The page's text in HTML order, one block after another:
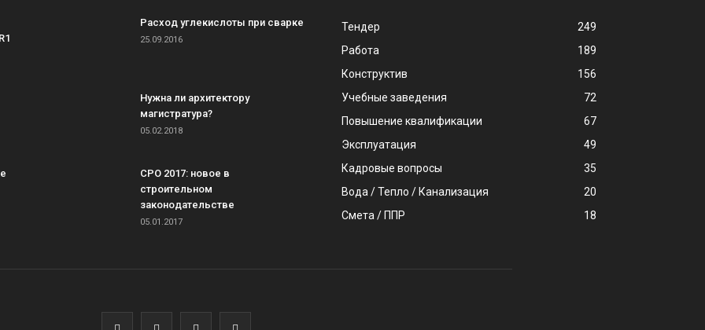
Расход углекислоты при сварке
25.09.2016
Нужна ли архитектору
магистратура?
05.02.2018
СРО 2017: новое в
строительном
законодательстве
05.01.2017
Тендер
249
Работа
189
Конструктив
156
Учебные заведения
72
Повышение квалификации
67
Эксплуатация
49
Кадровые вопросы
35
Вода / Тепло / Канализация
20
Смета / ППР
18